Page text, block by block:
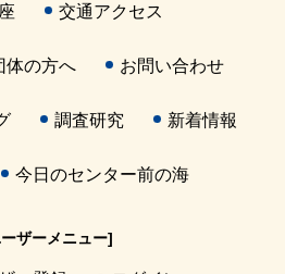
交通アクセス
体の方へ お問い合わせ
調査研究 新着情報
今日のセンター前の海
ザーメニュー]